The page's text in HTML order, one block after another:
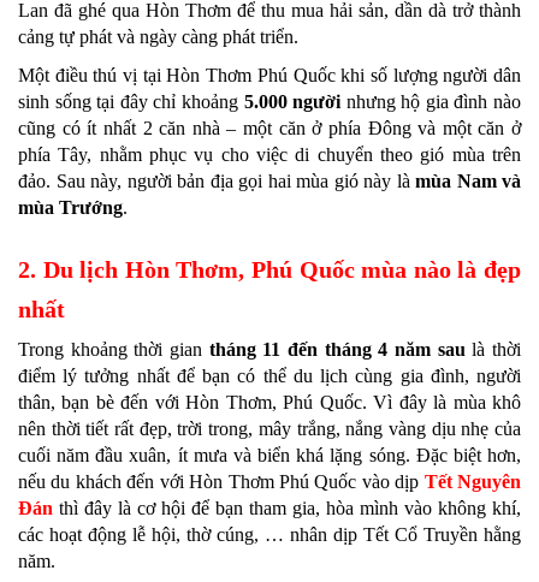
Lan đã ghé qua Hòn Thơm để thu mua hải sản, dần dà trở thành
cảng tự phát và ngày càng phát triển.
Một điều thú vị tại Hòn Thơm Phú Quốc khi số lượng người dân
sinh sống tại đây chỉ khoảng 5.000 người nhưng hộ gia đình nào
cũng có ít nhất 2 căn nhà – một căn ở phía Đông và một căn ở
phía Tây, nhằm phục vụ cho việc di chuyển theo gió mùa trên
đảo. Sau này, người bản địa gọi hai mùa gió này là mùa Nam và
mùa Trướng.
2. Du lịch Hòn Thơm, Phú Quốc mùa nào là đẹp
nhất
Trong khoảng thời gian tháng 11 đến tháng 4 năm sau là thời
điểm lý tưởng nhất để bạn có thể du lịch cùng gia đình, người
thân, bạn bè đến với Hòn Thơm, Phú Quốc. Vì đây là mùa khô
nên thời tiết rất đẹp, trời trong, mây trắng, nắng vàng dịu nhẹ của
cuối năm đầu xuân, ít mưa và biển khá lặng sóng. Đặc biệt hơn,
nếu du khách đến với Hòn Thơm Phú Quốc vào dịp Tết Nguyên
Đán thì đây là cơ hội để bạn tham gia, hòa mình vào không khí,
các hoạt động lễ hội, thờ cúng, … nhân dịp Tết Cổ Truyền hằng
năm.